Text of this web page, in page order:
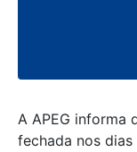
A APEG informa
fechada nos